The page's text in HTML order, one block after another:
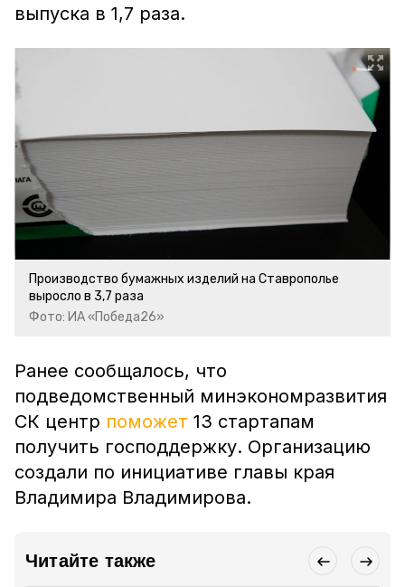
выпуска в 1,7 раза.
Производство бумажных изделий на Ставрополье
выросло в 3,7 раза
Фото: ИА «Победа26»
Ранее сообщалось, что
подведомственный минэкономразвития
СК центр поможет 13 стартапам
получить господдержку. Организацию
создали по инициативе главы края
Владимира Владимирова.
Читайте также